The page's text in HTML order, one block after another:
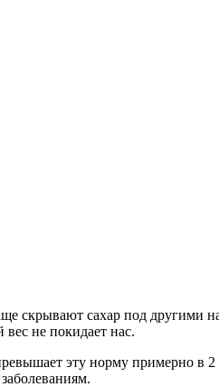
скрывают сахар под другими
не покидает нас.
эту норму примерно в 2